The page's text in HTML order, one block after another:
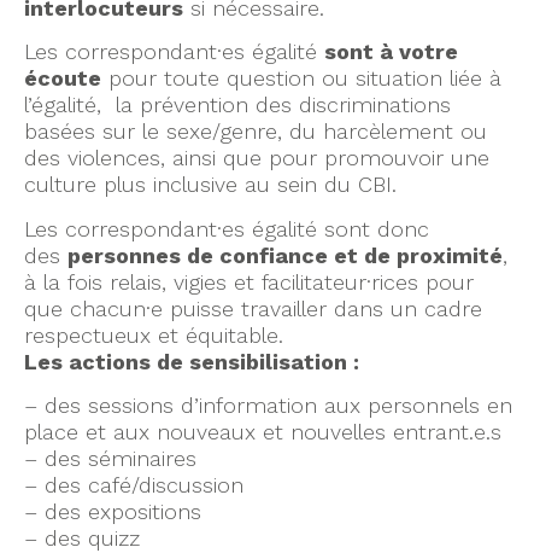
interlocuteurs si nécessaire.
Les correspondant·es égalité sont à votre
écoute pour toute question ou situation liée à
l’égalité, la prévention des discriminations
basées sur le sexe/genre, du harcèlement ou
des violences, ainsi que pour promouvoir une
culture plus inclusive au sein du CBI.
Les correspondant·es égalité sont donc
des personnes de confiance et de proximité,
à la fois relais, vigies et facilitateur·rices pour
que chacun·e puisse travailler dans un cadre
respectueux et équitable.
Les actions de sensibilisation :
– des sessions d’information aux personnels en
place et aux nouveaux et nouvelles entrant.e.s
– des séminaires
– des café/discussion
– des expositions
– des quizz